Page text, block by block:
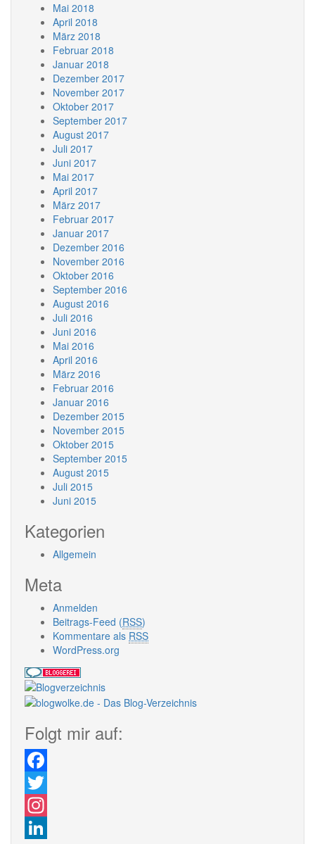
Mai 2018
April 2018
März 2018
Februar 2018
Januar 2018
Dezember 2017
November 2017
Oktober 2017
September 2017
August 2017
Juli 2017
Juni 2017
Mai 2017
April 2017
März 2017
Februar 2017
Januar 2017
Dezember 2016
November 2016
Oktober 2016
September 2016
August 2016
Juli 2016
Juni 2016
Mai 2016
April 2016
März 2016
Februar 2016
Januar 2016
Dezember 2015
November 2015
Oktober 2015
September 2015
August 2015
Juli 2015
Juni 2015
Kategorien
Allgemein
Meta
Anmelden
Beitrags-Feed (RSS)
Kommentare als RSS
WordPress.org
Folgt mir auf:
Facebook
Twitter
Instagram